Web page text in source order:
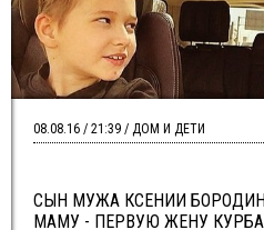
СЫН МУЖА КСЕНИИ
МАМУ - ПЕРВУЮ ЖЕНУ
08.08.16 / 21:39 / ДОМ И ДЕТИ